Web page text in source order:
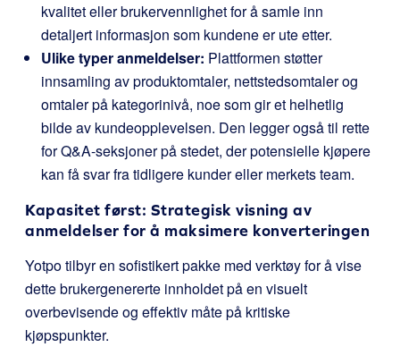
kvalitet eller brukervennlighet for å samle inn
detaljert informasjon som kundene er ute etter.
Ulike typer anmeldelser: Plattformen støtter
innsamling av produktomtaler, nettstedsomtaler og
omtaler på kategorinivå, noe som gir et helhetlig
bilde av kundeopplevelsen. Den legger også til rette
for Q&A-seksjoner på stedet, der potensielle kjøpere
kan få svar fra tidligere kunder eller merkets team.
Kapasitet først: Strategisk visning av
anmeldelser for å maksimere konverteringen
Yotpo tilbyr en sofistikert pakke med verktøy for å vise
dette brukergenererte innholdet på en visuelt
overbevisende og effektiv måte på kritiske
kjøpspunkter.